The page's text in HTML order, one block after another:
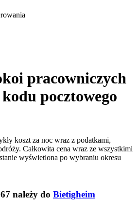
pracowniczych
pocztowego
koszt za noc wraz z podatkami,
Całkowita cena wraz ze wszystkimi
wyświetlona po wybraniu okresu
należy do Bietigheim